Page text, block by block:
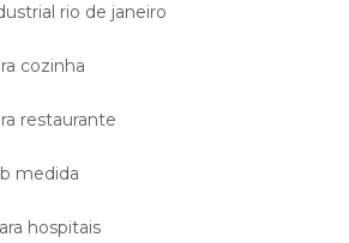
rio de janeiro
cozinha
restaurante
medida
hospitais